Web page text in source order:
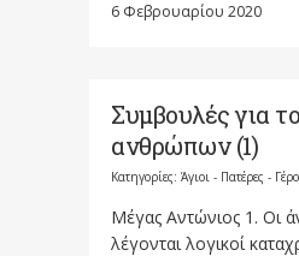
6 Φεβρουαρίου 2020
Συμβουλές για
ανθρώπων (1)
Κατηγορίες: Άγιοι - Πατέρες -
Μέγας Αντώνιος 1. Οι
λέγονται λογικοί